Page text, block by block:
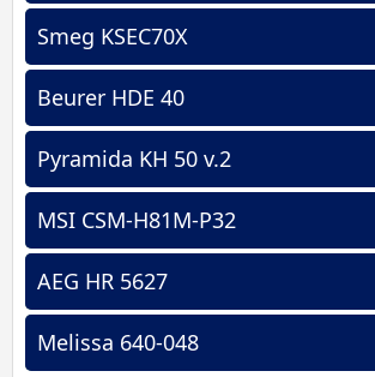
Smeg KSEC70X
Beurer HDE 40
Pyramida KH 50 v.2
MSI CSM-H81M-P32
AEG HR 5627
Melissa 640-048